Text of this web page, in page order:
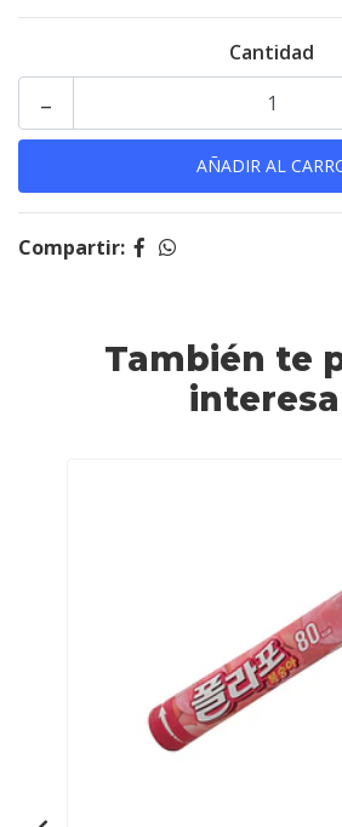
Cantidad
-
Compartir:
También te